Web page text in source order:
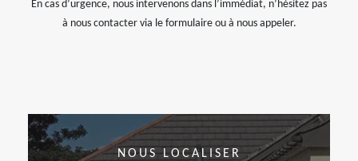
En cas d’urgence, nous intervenons dans l’immédiat, n’hésitez pas
à nous contacter via le formulaire ou à nous appeler.
NOUS LOCALISER